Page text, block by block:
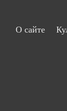
О сайте